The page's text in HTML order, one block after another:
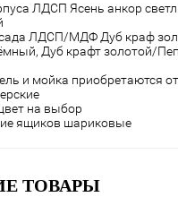
ЛДСП Ясень анкор
ЛДСП/МДФ Дуб краф
Дуб крафт золотой/
и мойка приобретаются
на выбор
ящиков шариковые
ТОВАРЫ